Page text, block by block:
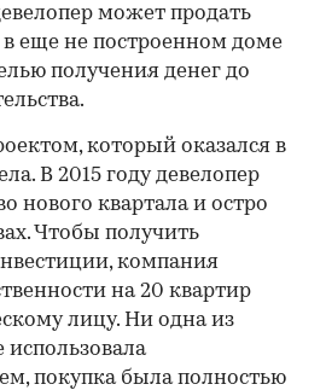
может продать
еще не построенном доме
получения денег до
который оказался в
В 2015 году девелопер
нового квартала и остро
Чтобы получить
компания
на 20 квартир
лицу. Ни одна из
использовала
покупка была полностью